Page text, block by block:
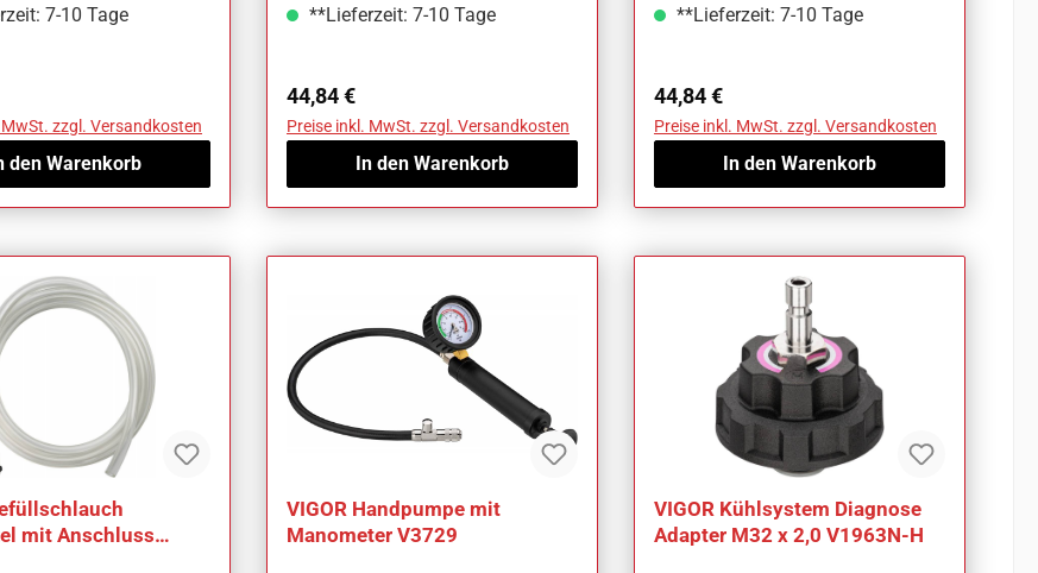
7-10 Tage
Preis:
zzgl. Versandkosten
den Warenkorb
**Lieferzeit: 7-10 Tage
Regulärer Preis:
44,84 €
Preise inkl. MwSt. zzgl. Versandkosten
In den Warenkorb
**Lieferzeit: 7-10 Tage
Regulärer Preis:
44,84 €
Preise inkl. MwSt. zzgl. Versandkosten
In den Warenkorb
mit Anschluss
VIGOR Handpumpe mit
Manometer V3729
VIGOR Kühlsystem Diagnose
Adapter M32 x 2,0 V1963N-H